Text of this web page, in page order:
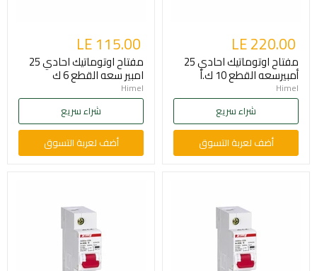
LE 220.00
مفتاح اوتوماتيك احادي 25
أمبيرسعه القطع 10 ك.أ
Himel
شراء سريع
أضف لعربة التسوق
LE 115.00
مفتاح اوتوماتيك احادي 25
امبير سعه القطع 6 ك
Himel
شراء سريع
أضف لعربة التسوق